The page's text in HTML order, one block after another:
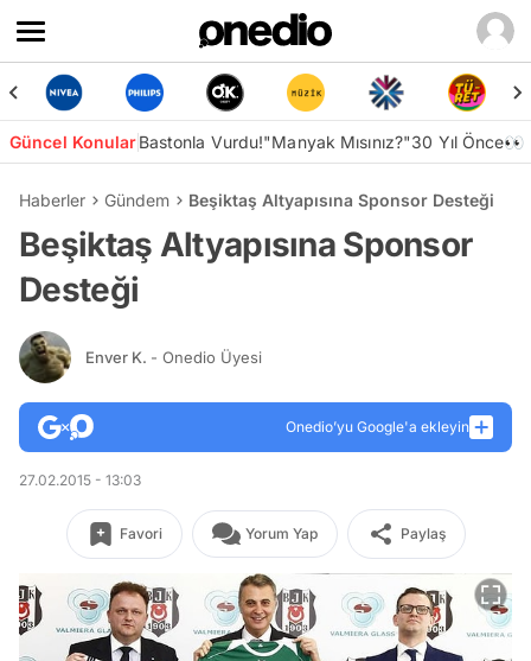
Güncel KonularBastonla Vurdu!"Manyak Mısınız?"30 Yıl Önce👀
Haberler Gündem Beşiktaş Altyapısına Sponsor Desteği
Beşiktaş Altyapısına Sponsor
Desteği
Enver K. - Onedio Üyesi
Onedio’yu Google'a ekleyin
27.02.2015 - 13:03
Favori Yorum Yap Paylaş